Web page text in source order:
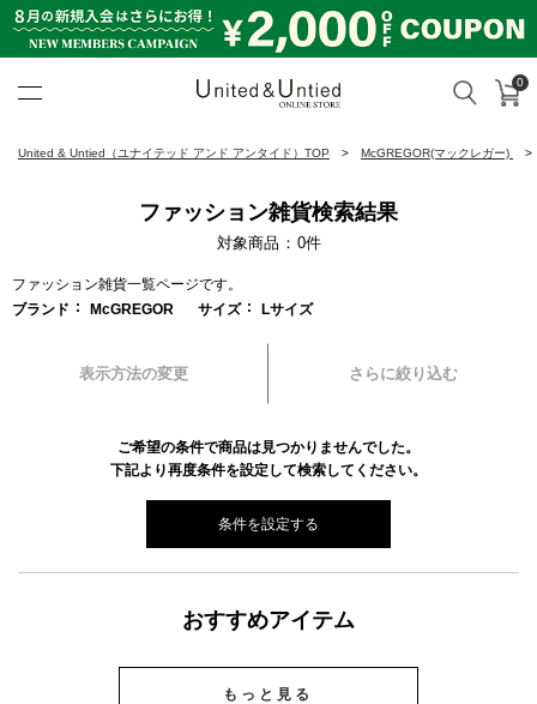
検索 カ
0
United & Untied（ユナイテッド アンド アンタイド）TOP McGREGOR(マックレガー)
ファッション雑貨検索結果
対象商品 0件
ファッション雑貨一覧ページです。
ブランド
McGREGOR サイズ Lサイズ
表示方法の変更 さらに絞り込む
ご希望の条件で商品は見つかりませんでした。
下記より再度条件を設定して検索してください。
条件を設定する
おすすめアイテム
もっと見る